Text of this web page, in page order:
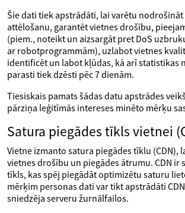
Šie dati tiek apstrādāti, lai varētu nodrošināt
attēlošanu, garantēt vietnes drošību,
(piem., noteikt un aizsargāt pret DoS
ar robotprogrammām), uzlabot vietnes
identificēt un labot kļūdas, kā arī statistikas
parasti tiek dzēsti pēc 7 dienām.
Tiesiskais pamats šādas datu apstrādes
pārziņa leģitīmās intereses minēto mērķu
Satura piegādes tīkls vietnei
Vietne izmanto satura piegādes tīklu (CDN),
vietnes drošību un piegādes ātrumu. CDN ir
tīkls, kas spēj piegādāt optimizētu saturu
mērķim personas dati var tikt apstrādāti
sniedzēja serveru žurnālfailos.